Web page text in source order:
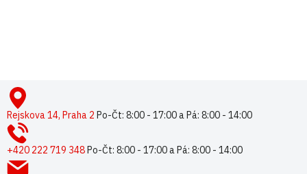
pRejskova 14, Praha 2 Po-Čt: 8:00 - 17:00 a Pá: 8:00 - 14:00
+420 222 719 348Po-Čt: 8:00 - 17:00 a Pá: 8:00 - 14:00